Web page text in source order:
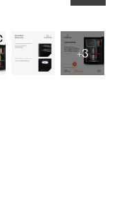
+3